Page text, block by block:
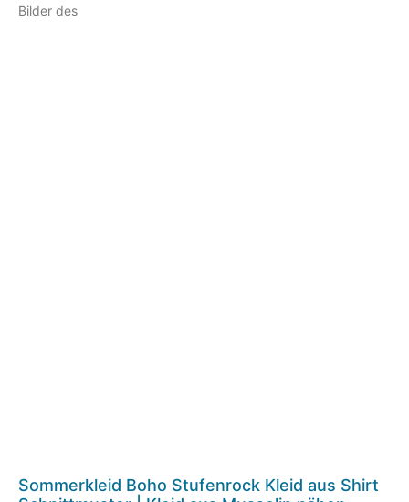
Bilder des
Sommerkleid Boho Stufenrock Kleid aus Shirt